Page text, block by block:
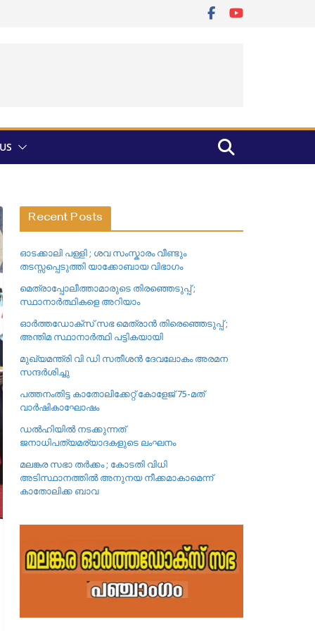
Recent Posts
ഓടക്കാലി പള്ളി ; ശവ സംസ്കാരം വീണ്ടും
തടസ്സപ്പെടുത്തി യാക്കോബായ വിഭാഗം
മെത്രാപ്പോലീത്താമാരുടെ തിരഞ്ഞെടുപ്പ് ;
സ്ഥാനാർത്ഥികളെ അറിയാം
ഓർത്തഡോക്സ് സഭ മെത്രാൻ തിരെഞ്ഞെടുപ്പ് ;
അന്തിമ സ്ഥാനാർത്ഥി പട്ടികയായി
മുഖ്യമന്ത്രി വി ഡി സതീശൻ ദേവലോകം അരമന
സന്ദർശിച്ചു
പത്തനംതിട്ട കാതോലിക്കേറ്റ്‌ കോളേജ്‌ 75-മത്
വാർഷികാഘോഷം
ഡൽഹിയിൽ നടക്കുന്നത്
ജനാധിപത്യമര്യാദകളുടെ ലംഘനം
മലങ്കര സഭാ തർക്കം ; കോടതി വിധി
അടിസ്ഥാനത്തിൽ അനുനയ നീക്കമാകാമെന്ന്
കാതോലിക്ക ബാവ